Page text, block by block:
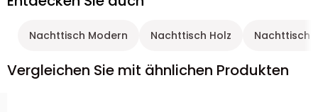
Nachttisch Modern Nachttisch Holz Nachttisch
Vergleichen Sie mit ähnlichen Produkten